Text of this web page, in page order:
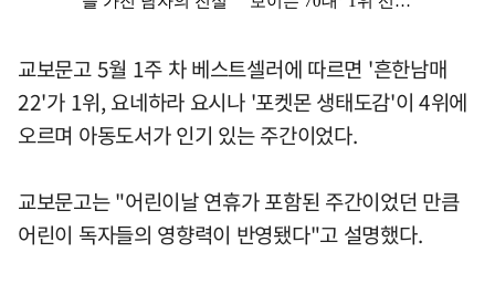
교보문고 5월 1주 차 베스트셀러에 따르면 '흔한남매
22'가 1위, 요네하라 요시나 '포켓몬 생태도감'이 4위에
오르며 아동도서가 인기 있는 주간이었다.
교보문고는 "어린이날 연휴가 포함된 주간이었던 만큼
어린이 독자들의 영향력이 반영됐다"고 설명했다.